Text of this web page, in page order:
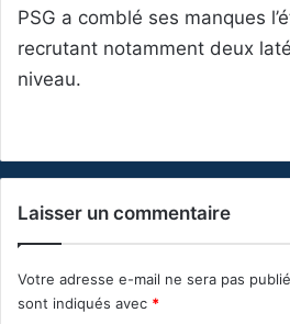
PSG a comblé ses manques
recrutant notamment deux
niveau.
Laisser un commentaire
Votre adresse e-mail ne sera pas
sont indiqués avec *